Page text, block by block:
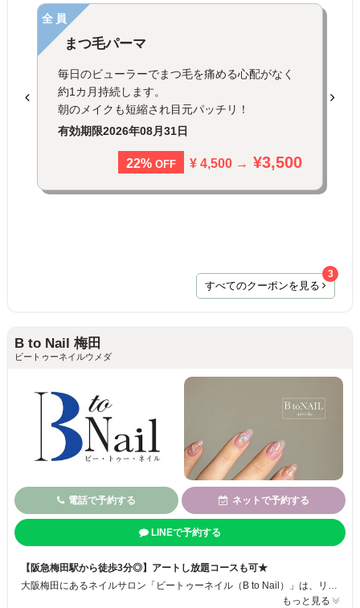
全員
まつ毛パーマ
毎日のビューラーでまつ毛を痛める心配がなく
約1カ月持続します。
朝のメイクも短縮され目元パッチリ！
有効期限2026年08月31日
22% OFF ¥ 4,500 → ¥3,500
すべてのクーポンを見る
3
B to Nail 梅田
ビートゥーネイルウメダ
電話で予約する ネットで予約する
LINEで予約する
【阪急梅田駅から徒歩3分◎】アートし放題コースも可★
大阪梅田にあるネイルサロン「ビートゥーネイル（B to Nail）」は、リラックスできる空間で上質なネイルサービスを提供するサロンです。阪急梅田駅から徒歩3分に位置し、アクセスも良好。忙しい日常の中で、少しの時間を使って心地よく過ごすことができます★
もっと見る